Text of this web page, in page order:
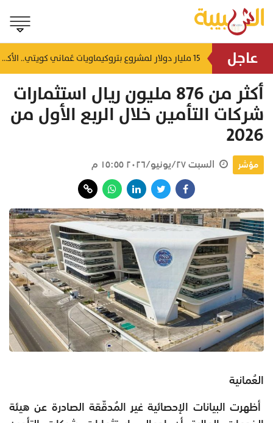
عاجل منذ ١١ ساعة 15 مليار دولار لمشروع بتروكيماويات عُماني كويتي.. الأكبر من نوعه بين دولتين خليجيتين
أكثر من 876 مليون ريال استثمارات
شركات التأمين خلال الربع الأول من
2026
مؤشر السبت ٢٧/يونيو/٢٠٢٦ ١٥:٥٥ م
العُمانية
أظهرت البيانات الإحصائية غير المُدقّقة الصادرة عن هيئة